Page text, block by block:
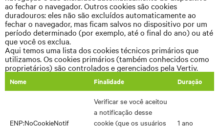
ao fechar o navegador. Outros cookies são cookies
duradouros: eles não são excluídos automaticamente ao
fechar o navegador, mas ficam salvos no dispositivo por um
período determinado (por exemplo, até o final do ano) ou até
que você os exclua.
Aqui temos uma lista dos cookies técnicos primários que
utilizamos. Os cookies primários (também conhecidos como
proprietários) são controlados e gerenciados pela Vertiv.
Nome Finalidade Duração
ENP:NoCookieNotif
Verificar se você aceitou
a notificação desse
cookie (que os usuários
1 ano